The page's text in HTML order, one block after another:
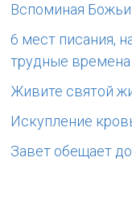
Вспоминая
6 мест писания,
трудные времена
Живите святой
Искупление
Завет обещает